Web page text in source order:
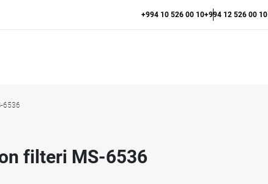
+994 10 526 00 10+994 12 526 00 10
6536
filteri MS-6536